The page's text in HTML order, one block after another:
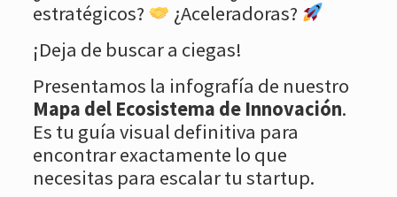
estratégicos?
¿Aceleradoras?
¡Deja de buscar a ciegas!
Presentamos la infografía de nuestro
Mapa del Ecosistema de Innovación.
Es tu guía visual definitiva para
encontrar exactamente lo que
necesitas para escalar tu startup.